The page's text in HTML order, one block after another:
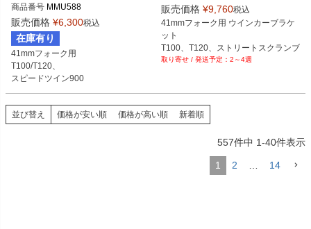
商品番号 MMU588
販売価格 ¥6,300税込
在庫有り
41mmフォーク用
T100/T120、
スピードツイン900
販売価格 ¥9,760税込
41mmフォーク用 ウインカーブラケ
ット
T100、T120、ストリートスクランブ
ラー
2～4週
並び替え 価格が安い順 価格が高い順 新着順
557件中 1-40件表示
1 2 14